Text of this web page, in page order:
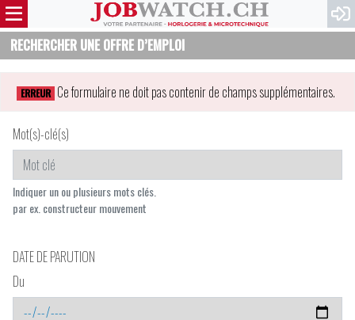
RECHERCHER UNE OFFRE D’EMPLOI
ERREUR Ce formulaire ne doit pas contenir de champs supplémentaires.
Mot(s)-clé(s)
Indiquer un ou plusieurs mots clés.
par ex. constructeur mouvement
DATE DE PARUTION
Du